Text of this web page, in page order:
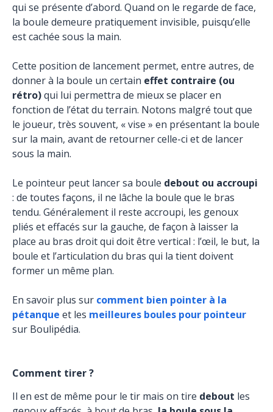
qui se présente d’abord. Quand on le regarde de face,
la boule demeure pratiquement invisible, puisqu’elle
est cachée sous la main.
Cette position de lancement permet, entre autres, de
donner à la boule un certain effet contraire (ou
rétro)qui lui permettra de mieux se placer en
fonction de l’état du terrain. Notons malgré tout que
le joueur, très souvent, « vise » en présentant la boule
sur la main, avant de retourner celle-ci et de lancer
sous la main.
Le pointeur peut lancer sa boule debout ou accroupi
: de toutes façons, il ne lâche la boule que le bras
tendu. Généralement il reste accroupi, les genoux
pliés et effacés sur la gauche, de façon à laisser la
place au bras droit qui doit être vertical : l’œil, le but, la
boule et l’articulation du bras qui la tient doivent
former un même plan.
En savoir plus sur comment bien pointer à la
pétanque et les meilleures boules pour pointeur
sur Boulipédia.
Comment tirer ?
Il en est de même pour le tir mais on tire debout les